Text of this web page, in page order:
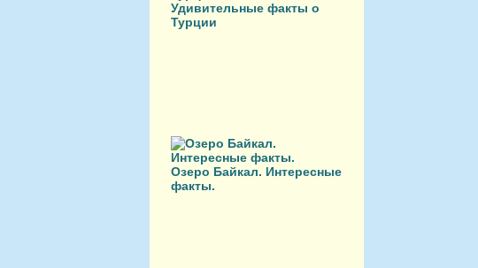
Удивительные факты о
Турции
Озеро Байкал. Интересные
факты.